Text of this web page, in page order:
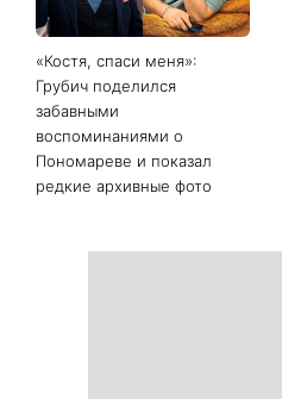
«Костя, спаси меня»:
Грубич поделился
забавными
воспоминаниями о
Пономареве и показал
редкие архивные фото